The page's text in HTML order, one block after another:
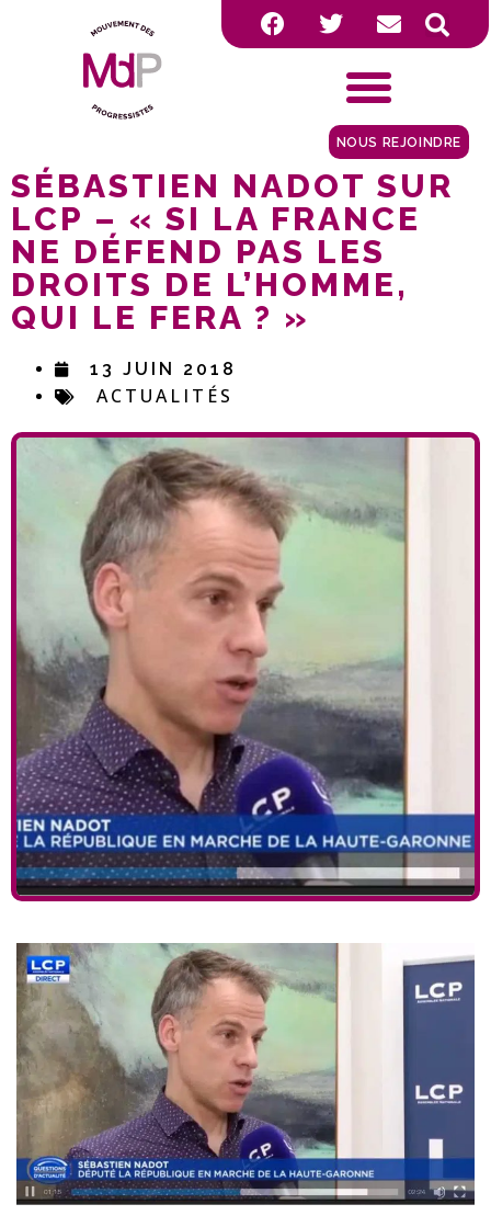
NOUS REJOINDRE
SÉBASTIEN NADOT SUR
LCP – « SI LA FRANCE
NE DÉFEND PAS LES
DROITS DE L’HOMME,
QUI LE FERA ? »
13 JUIN 2018
ACTUALITÉS